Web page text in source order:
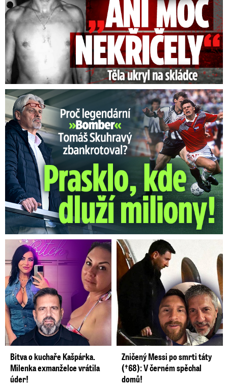
Proč Skuhravý zbankrotoval? Prasklo, kde dluží miliony!
Bitva o kuchaře Kašpárka.
Milenka exmanželce vrátila
úder!
Zničený Messi po smrti táty
(†68): V černém spěchal
domů!